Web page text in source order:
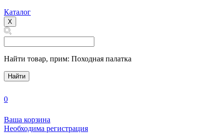
Каталог
X
Найти товар, прим: Походная палатка
Найти
0
Ваша корзина
Необходима регистрация